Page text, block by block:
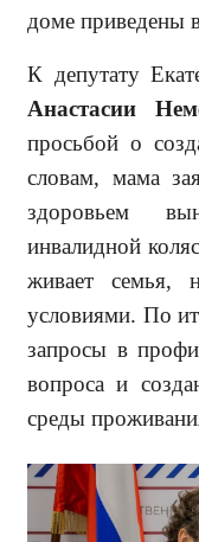
доме приведены
К депутату
Анастасии
просьбой о
словам, мама
здоровьем
инвалидной
живает семья,
условиями. По
запросы в
вопроса и
среды